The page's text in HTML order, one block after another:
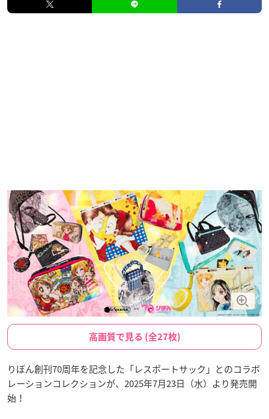
高画質で見る (全27枚)
りぼん創刊70周年を記念した「レスポートサック」とのコラボ
レーションコレクションが、2025年7月23日（水）より発売開
始！